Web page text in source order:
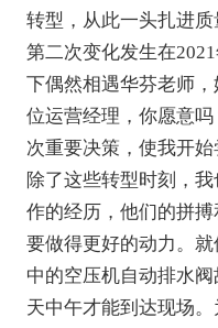
转型，从此一头扎进质
第二次变化发生在
下偶然相遇华芬老师
位运营经理，你愿意
次重要决策，使我开始
除了这些转型时刻，
作的经历，他们的拼
要做得更好的动力。
中的空压机自动排水
天中午才能到达现场